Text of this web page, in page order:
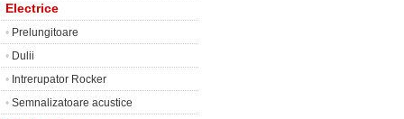
Electrice
• Prelungitoare
• Dulii
• Intrerupator Rocker
• Semnalizatoare acustice